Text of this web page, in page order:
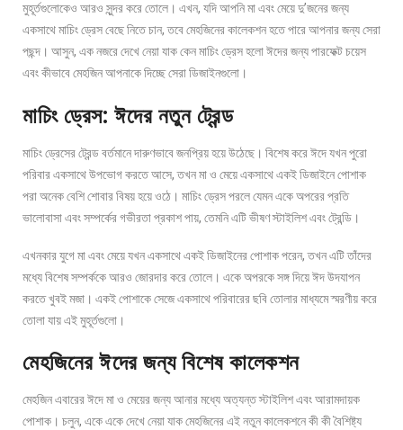
মুহূর্তগুলোকেও আরও সুন্দর করে তোলে। এখন, যদি আপনি মা এবং মেয়ে দু’জনের জন্য
একসাথে মাচিং ড্রেস বেছে নিতে চান, তবে মেহজিনের কালেকশন হতে পারে আপনার জন্য সেরা
পছন্দ। আসুন, এক নজরে দেখে নেয়া যাক কেন মাচিং ড্রেস হলো ঈদের জন্য পারফেক্ট চয়েস
এবং কীভাবে মেহজিন আপনাকে দিচ্ছে সেরা ডিজাইনগুলো।
মাচিং ড্রেস: ঈদের নতুন ট্রেন্ড
মাচিং ড্রেসের ট্রেন্ড বর্তমানে দারুণভাবে জনপ্রিয় হয়ে উঠেছে। বিশেষ করে ঈদে যখন পুরো
পরিবার একসাথে উপভোগ করতে আসে, তখন মা ও মেয়ে একসাথে একই ডিজাইনে পোশাক
পরা অনেক বেশি শোবার বিষয় হয়ে ওঠে। মাচিং ড্রেস পরলে যেমন একে অপরের প্রতি
ভালোবাসা এবং সম্পর্কের গভীরতা প্রকাশ পায়, তেমনি এটি ভীষণ স্টাইলিশ এবং ট্রেন্ডি।
এখনকার যুগে মা এবং মেয়ে যখন একসাথে একই ডিজাইনের পোশাক পরেন, তখন এটি তাঁদের
মধ্যে বিশেষ সম্পর্ককে আরও জোরদার করে তোলে। একে অপরকে সঙ্গ দিয়ে ঈদ উদযাপন
করতে খুবই মজা। একই পোশাকে সেজে একসাথে পরিবারের ছবি তোলার মাধ্যমে স্মরণীয় করে
তোলা যায় এই মুহূর্তগুলো।
মেহজিনের ঈদের জন্য বিশেষ কালেকশন
মেহজিন এবারের ঈদে মা ও মেয়ের জন্য আনার মধ্যে অত্যন্ত স্টাইলিশ এবং আরামদায়ক
পোশাক। চলুন, একে একে দেখে নেয়া যাক মেহজিনের এই নতুন কালেকশনে কী কী বৈশিষ্ট্য